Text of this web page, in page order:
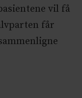
vil få
får